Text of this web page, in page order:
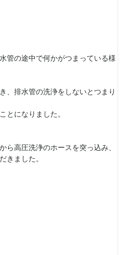
管の途中で何かがつまっている様
、排水管の洗浄をしないとつまり
とになりました。
ら高圧洗浄のホースを突っ込み、
きました。